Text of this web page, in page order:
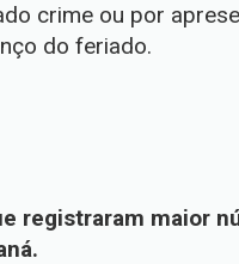
crime ou por
do feriado.
registraram maior